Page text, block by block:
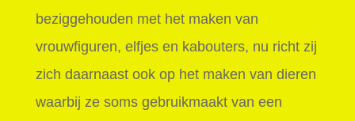
beziggehouden met het maken van
vrouwfiguren, elfjes en kabouters, nu richt zij
zich daarnaast ook op het maken van dieren
waarbij ze soms gebruikmaakt van een